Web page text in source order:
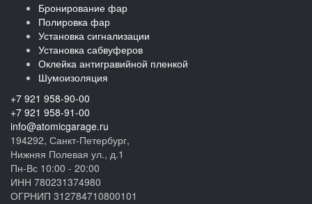
Бронирование фар
Полировка фар
Установка сигнализации
Установка сабвуферов
Оклейка антигравийной пленкой
Шумоизоляция
+7 921 958-90-00
+7 921 958-91-00
info@atomicgarage.ru
194292, Санкт-Петербург,
Нижняя Полевая ул., д.1
Пн-Вс 10:00 - 20:00
ИНН 780231374980
ОГРНИП 312784710800101